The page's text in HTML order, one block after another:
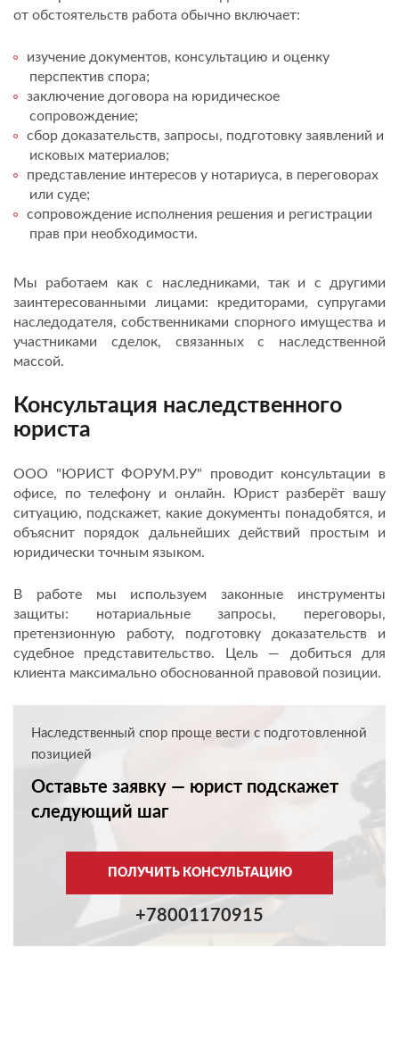
от обстоятельств работа обычно включает:
изучение документов, консультацию и оценку
перспектив спора;
заключение договора на юридическое
сопровождение;
сбор доказательств, запросы, подготовку заявлений и
исковых материалов;
представление интересов у нотариуса, в переговорах
или суде;
сопровождение исполнения решения и регистрации
прав при необходимости.
Мы работаем как с наследниками, так и с другими
заинтересованными лицами: кредиторами, супругами
наследодателя, собственниками спорного имущества и
участниками сделок, связанных с наследственной
массой.
Консультация наследственного
юриста
ООО "ЮРИСТ ФОРУМ.РУ" проводит консультации в
офисе, по телефону и онлайн. Юрист разберёт вашу
ситуацию, подскажет, какие документы понадобятся, и
объяснит порядок дальнейших действий простым и
юридически точным языком.
В работе мы используем законные инструменты
защиты: нотариальные запросы, переговоры,
претензионную работу, подготовку доказательств и
судебное представительство. Цель — добиться для
клиента максимально обоснованной правовой позиции.
Наследственный спор проще вести с подготовленной
позицией
Оставьте заявку — юрист подскажет
следующий шаг
ПОЛУЧИТЬ КОНСУЛЬТАЦИЮ
+78001170915